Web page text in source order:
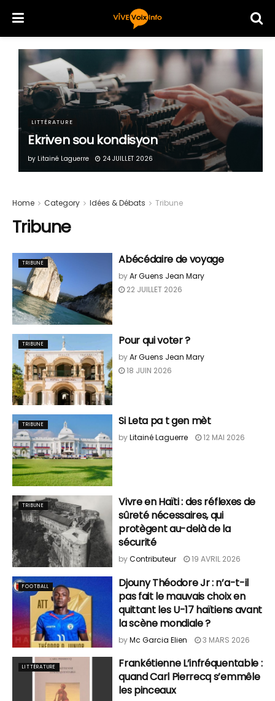
LITTÉRATURE
Ekriven sou kondisyon
by Litainé Laguerre 24 JUILLET 2026
Home Category Idées & Débats Tribune
Tribune
TRIBUNE Abécédaire de voyage
byAr Guens Jean Mary
22 JUILLET 2026
TRIBUNE Pour qui voter ?
byAr Guens Jean Mary
18 JUIN 2026
TRIBUNE Si Leta pa t gen mèt
byLitainé Laguerre 12 MAI 2026
TRIBUNE
Vivre en Haïti : des réflexes de
sûreté nécessaires, qui
protègent au-delà de la
sécurité
byContributeur 19 AVRIL 2026
FOOTBALL
Djouny Théodore Jr : n’a-t-il
pas fait le mauvais choix en
quittant les U-17 haïtiens avant
la scène mondiale ?
byMc Garcia Elien 3 MARS 2026
LITTÉRATURE
Frankétienne L’infréquentable :
quand Carl Pierrecq s’emmêle
les pinceaux